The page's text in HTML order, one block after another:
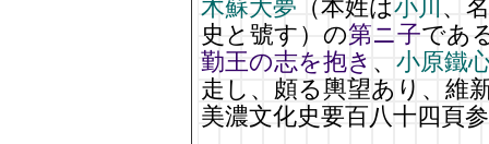
木蘇大夢 （本姓は小川 、
史と號す）の第ニ子であ
勤王の志を抱き 、 小原鐵
走し、頗る輿望あり、維
美濃文化史要百八十四頁